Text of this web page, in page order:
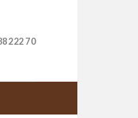
222 70